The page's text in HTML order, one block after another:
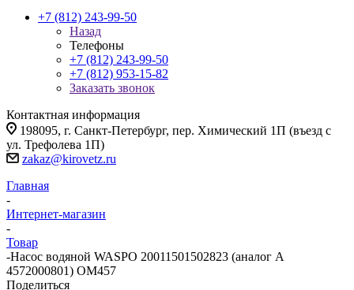
+7 (812) 243-99-50
Назад
Телефоны
+7 (812) 243-99-50
+7 (812) 953-15-82
Заказать звонок
Контактная информация
198095, г. Санкт-Петербург, пер. Химический 1П (въезд с
ул. Трефолева 1П)
zakaz@kirovetz.ru
Главная
-
Интернет-магазин
-
Товар
-Насос водяной WASPO 20011501502823 (аналог А
4572000801) OM457
Поделиться